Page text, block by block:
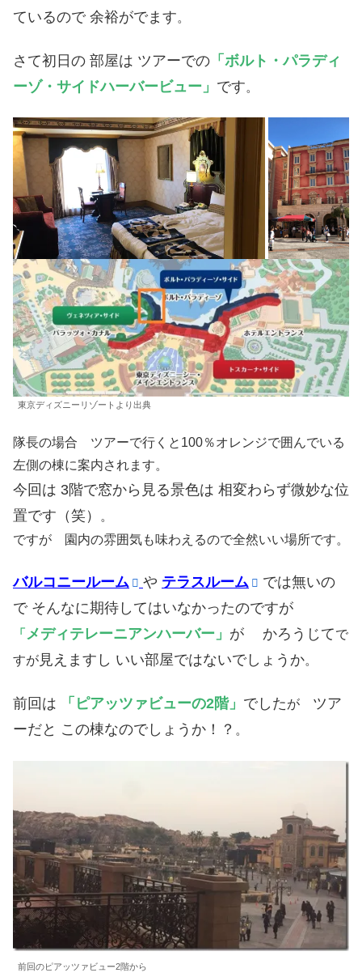
ているので 余裕がでます。
さて初日の 部屋は ツアーでの 「 ボルト・パラディ
ーゾ・サイドハーバービュー 」 です。
東京ディズニーリゾートより出典
隊長の場合 ツアーで行くと100％オレンジで囲んでいる
左側の棟に案内されます。
今回は 3階で窓から見る景色は 相変わらず微妙な位
置です（笑）
。
ですが 園内の雰囲気も味わえるので全然いい場所です。
バルコニールーム や テラスルーム
では無いの
で そんなに期待してはいなかったのですが
「 メディテレーニアンハーバー」 が かろうじてで
すが見えますし いい部屋ではないでしょうか。
前回は 「ピアッツァビューの2階」 でしたが ツア
ーだと この棟なのでしょうか！？ 。
前回のピアッツァビュー2階から